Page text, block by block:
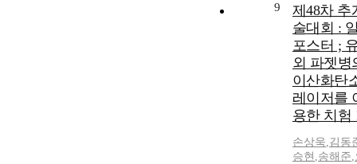
9
제48차 추
술대회 :
포스터 ;
외 파젯병
이산화탄
레이저를
용한 치험
손상욱,김동
승현 ,송해준,